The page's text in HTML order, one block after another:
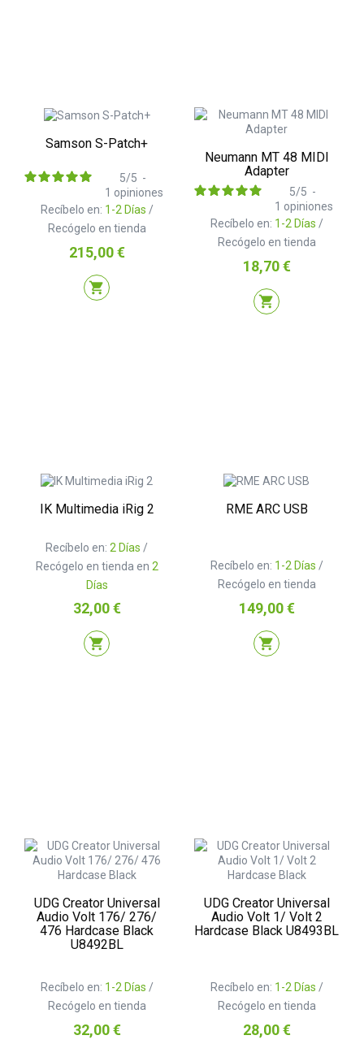
Samson S-Patch+
Recíbelo en: 1-2 Días /
Recógelo en tienda
5/5 -
1 opiniones
Precio
215,00 €
shopping_cart
Neumann MT 48 MIDI
Adapter
Recíbelo en: 1-2 Días /
Recógelo en tienda
5/5 -
1 opiniones
Precio
18,70 €
shopping_cart
IK Multimedia iRig 2
Recíbelo en: 2 Días /
Recógelo en tienda en 2
Días
Precio
32,00 €
shopping_cart
RME ARC USB
Recíbelo en: 1-2 Días /
Recógelo en tienda
Precio
149,00 €
shopping_cart
UDG Creator Universal
Audio Volt 176/ 276/
476 Hardcase Black
U8492BL
Recíbelo en: 1-2 Días /
Recógelo en tienda
Precio
32,00 €
UDG Creator Universal
Audio Volt 1/ Volt 2
Hardcase Black U8493BL
Recíbelo en: 1-2 Días /
Recógelo en tienda
Precio
28,00 €